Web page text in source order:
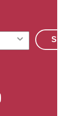
Youtube